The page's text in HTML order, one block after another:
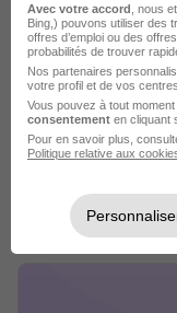
Chauffeur PL
Acto Interim St
Chanac - 48
Voir l’offre
Avec votre accord , nous
Bing,) pouvons utiliser des
offres d’emploi ou des
probabilités de trouver
Nos partenaires
votre profil et de vos centres
Vous pouvez à tout moment
consentement en cliquant
Pour en savoir plus,
Politique relative aux